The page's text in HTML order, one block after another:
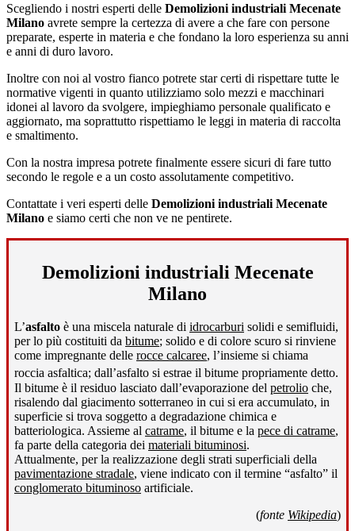
Scegliendo i nostri esperti delle Demolizioni industriali Mecenate
Milano avrete sempre la certezza di avere a che fare con persone
preparate, esperte in materia e che fondano la loro esperienza su anni
e anni di duro lavoro.
Inoltre con noi al vostro fianco potrete star certi di rispettare tutte le
normative vigenti in quanto utilizziamo solo mezzi e macchinari
idonei al lavoro da svolgere, impieghiamo personale qualificato e
aggiornato, ma soprattutto rispettiamo le leggi in materia di raccolta
e smaltimento.
Con la nostra impresa potrete finalmente essere sicuri di fare tutto
secondo le regole e a un costo assolutamente competitivo.
Contattate i veri esperti delle Demolizioni industriali Mecenate
Milano e siamo certi che non ve ne pentirete.
Demolizioni industriali Mecenate
Milano
L’asfalto è una miscela naturale di idrocarburi solidi e semifluidi,
per lo più costituiti da bitume; solido e di colore scuro si rinviene
come impregnante delle rocce calcaree, l’insieme si chiama
roccia asfaltica; dall’asfalto si estrae il bitume propriamente detto.
Il bitume è il residuo lasciato dall’evaporazione del petrolio che,
risalendo dal giacimento sotterraneo in cui si era accumulato, in
superficie si trova soggetto a degradazione chimica e
batteriologica. Assieme al catrame, il bitume e la pece di catrame,
fa parte della categoria dei materiali bituminosi.
Attualmente, per la realizzazione degli strati superficiali della
pavimentazione stradale, viene indicato con il termine “asfalto” il
conglomerato bituminoso artificiale.
(fonte Wikipedia)